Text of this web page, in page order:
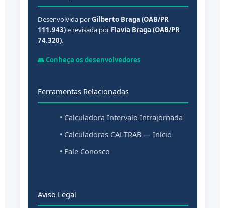
Desenvolvida porGilberto Braga (OAB/PR
111.943)e revisada porFlavia Braga (OAB/PR
74.320).
👥 Conheça os desenvolvedores
Ferramentas Relacionadas
• Calculadora Intervalo Intrajornada
• Calculadoras CALTRAB — Início
• Fale Conosco
Aviso Legal